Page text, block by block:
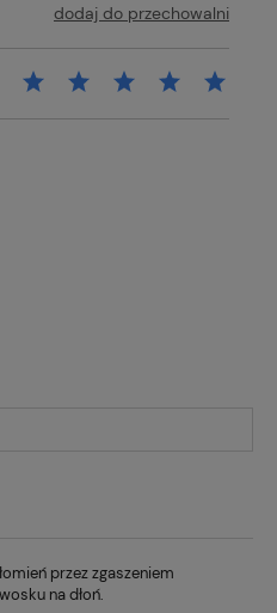
dodaj do przechowalni
kosztów płatności
przez zgaszeniem
na dłoń.